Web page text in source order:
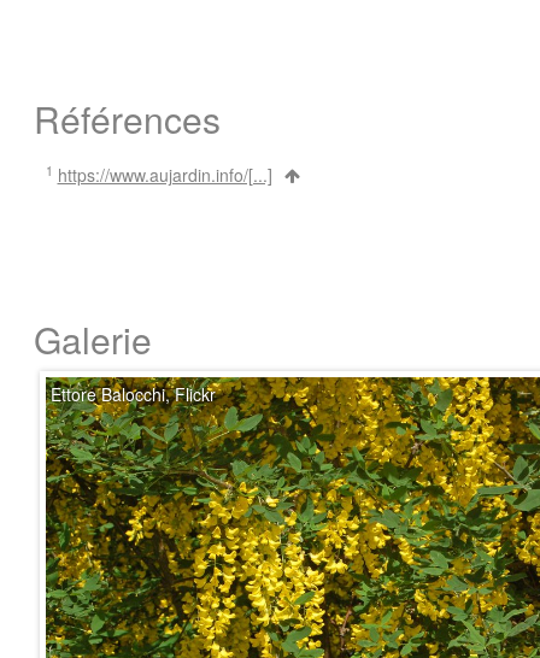
Références
1 https://www.aujardin.info/[...]
Galerie
Ettore Balocchi, Flickr